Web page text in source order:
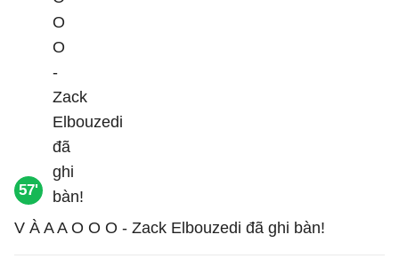
57'
V À A A O O O - Zack Elbouzedi đã ghi bàn!